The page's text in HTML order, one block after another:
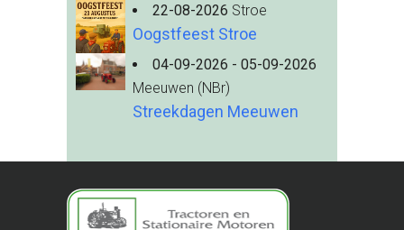
22-08-2026 Stroe
Oogstfeest Stroe
04-09-2026 - 05-09-2026
Meeuwen (NBr)
Streekdagen Meeuwen